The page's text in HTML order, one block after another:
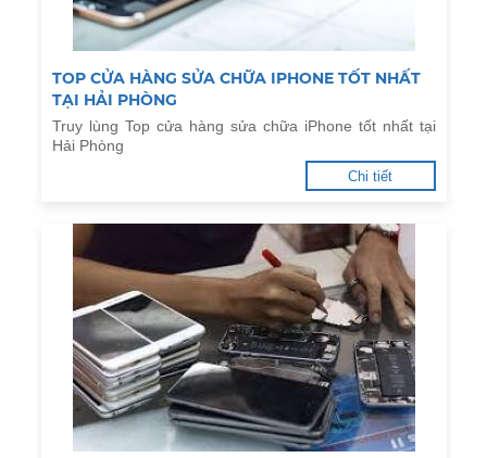
TOP CỬA HÀNG SỬA CHỮA IPHONE TỐT NHẤT
TẠI HẢI PHÒNG
Truy lùng Top cửa hàng sửa chữa iPhone tốt nhất tại
Hải Phòng
Chi tiết